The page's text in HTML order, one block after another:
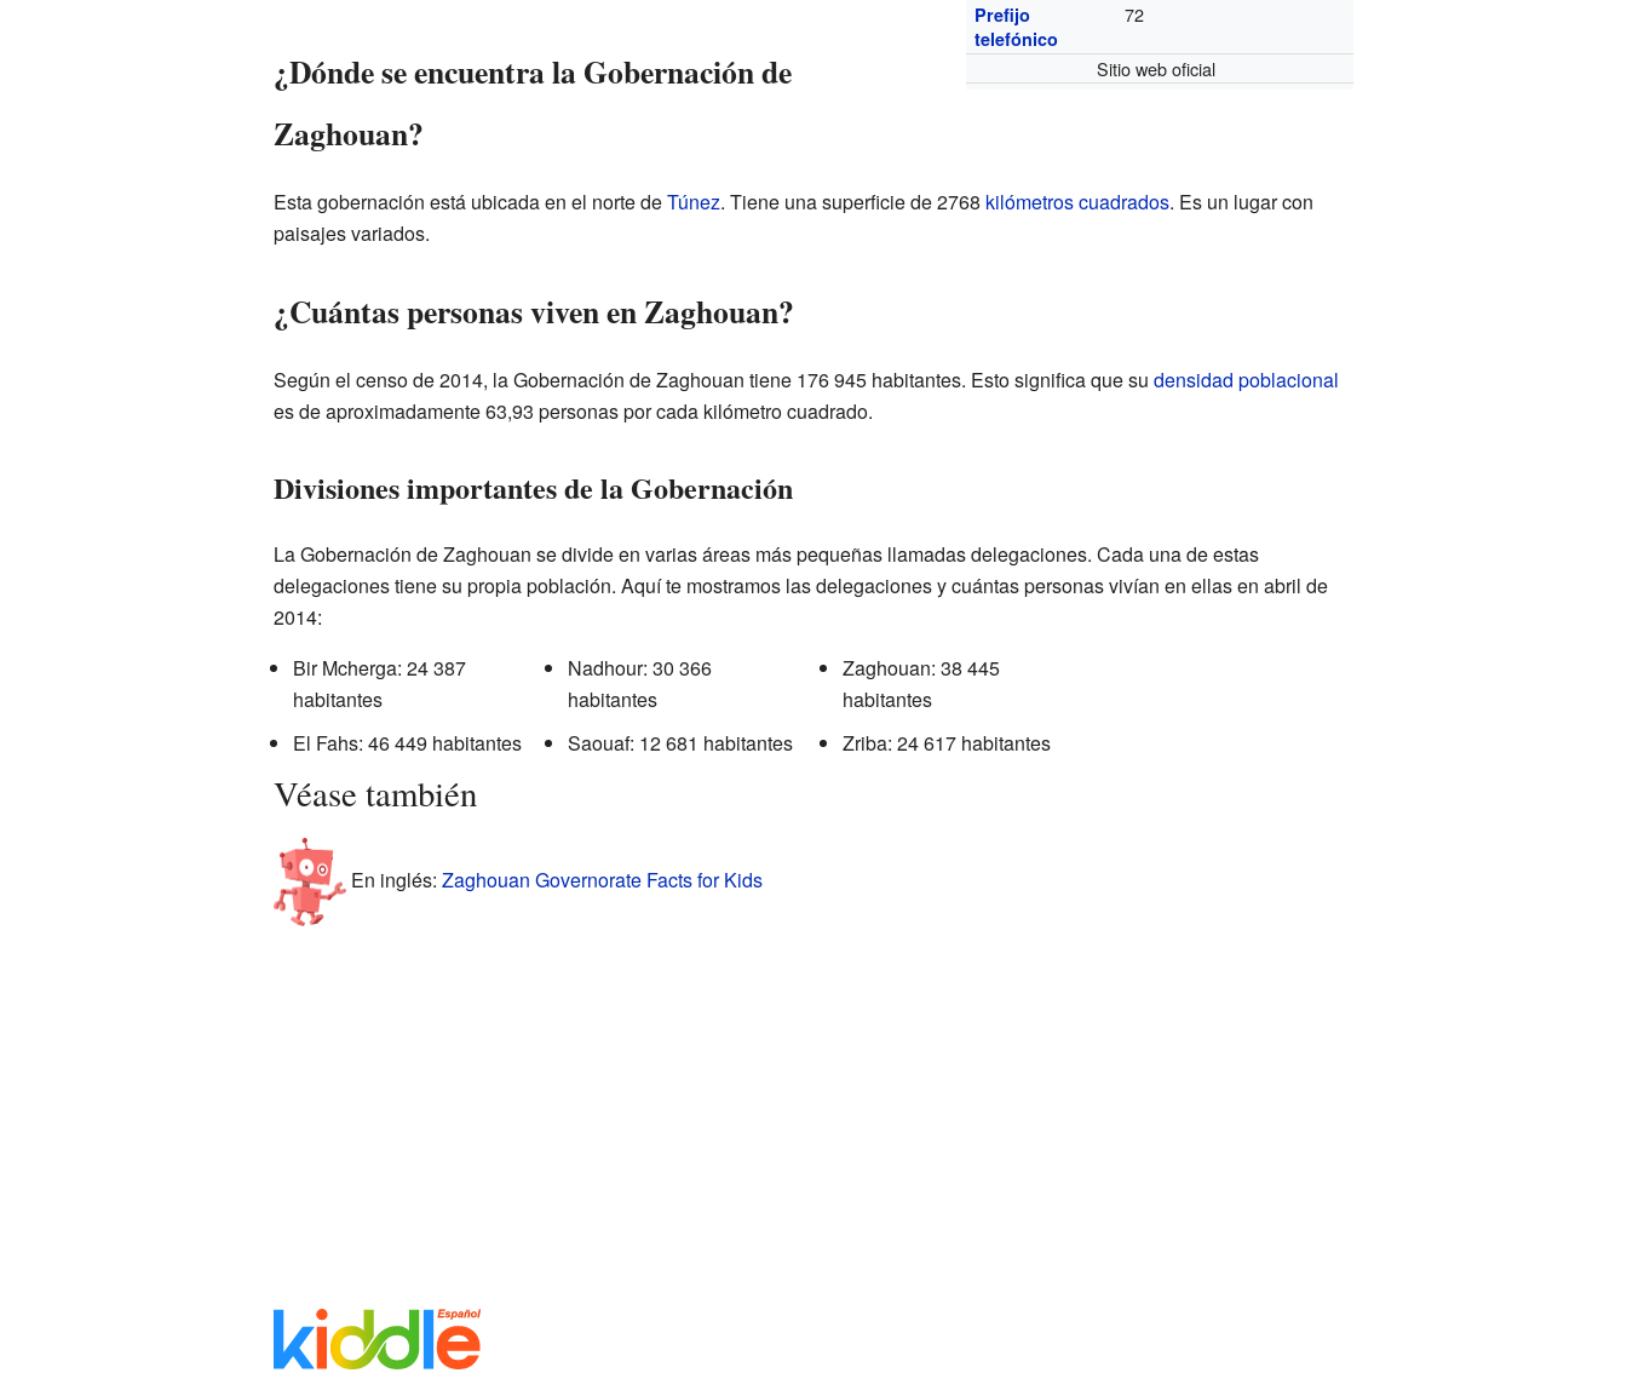
Prefijo
telefónico
72
Sitio web oficial
¿Dónde se encuentra la Gobernación de
Zaghouan?
Esta gobernación está ubicada en el norte deTúnez. Tiene una superficie de 2768 kilómetros cuadrados. Es un lugar con
paisajes variados.
¿Cuántas personas viven en Zaghouan?
Según el censo de 2014, la Gobernación de Zaghouan tiene 176 945 habitantes. Esto significa que su densidad poblacional
es de aproximadamente 63,93 personas por cada kilómetro cuadrado.
Divisiones importantes de la Gobernación
La Gobernación de Zaghouan se divide en varias áreas más pequeñas llamadas delegaciones. Cada una de estas
delegaciones tiene su propia población. Aquí te mostramos las delegaciones y cuántas personas vivían en ellas en abril de
2014:
Bir Mcherga: 24 387
habitantes
El Fahs: 46 449 habitantes
Nadhour: 30 366
habitantes
Saouaf: 12 681 habitantes
Zaghouan: 38 445
habitantes
Zriba: 24 617 habitantes
Véase también
En inglés: Zaghouan Governorate Facts for Kids